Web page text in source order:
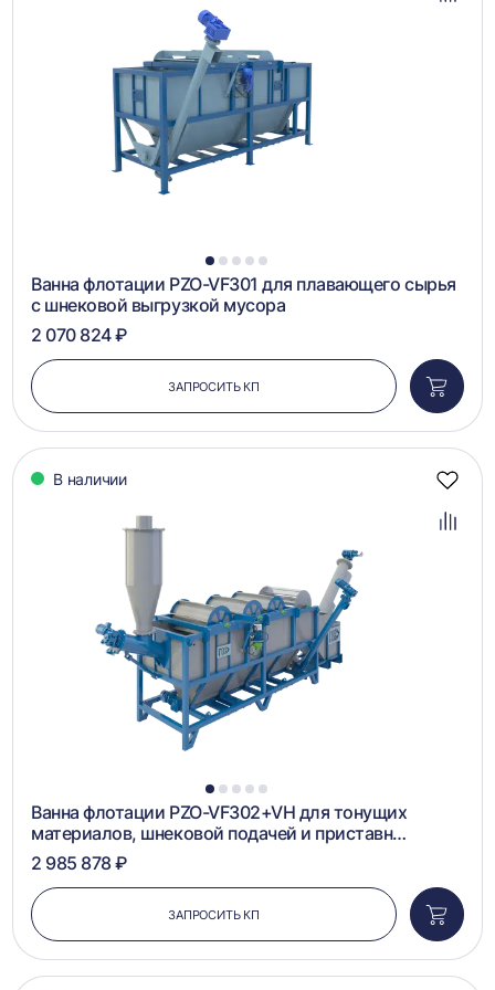
1 2 3 4 5
Ванна флотации PZO-VF301 для плавающего сырья
с шнековой выгрузкой мусора
2 070 824 ₽
ЗАПРОСИТЬ КП
в
В наличии
1 2 3 4 5
Ванна флотации PZO-VF302+VH для тонущих
материалов, шнековой подачей и приставн…
2 985 878 ₽
ЗАПРОСИТЬ КП
в